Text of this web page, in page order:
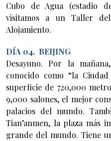
Cubo de Agua (estadio
visitamos a un Taller
Alojamiento.
DÍA 04. BEIJING
Desayuno. Por la
conocido como “la
superficie de 720,000
9,000 salones, el mejor
palacios del mundo.
Tian’anmen, la plaza más
grande del mundo. Tiene